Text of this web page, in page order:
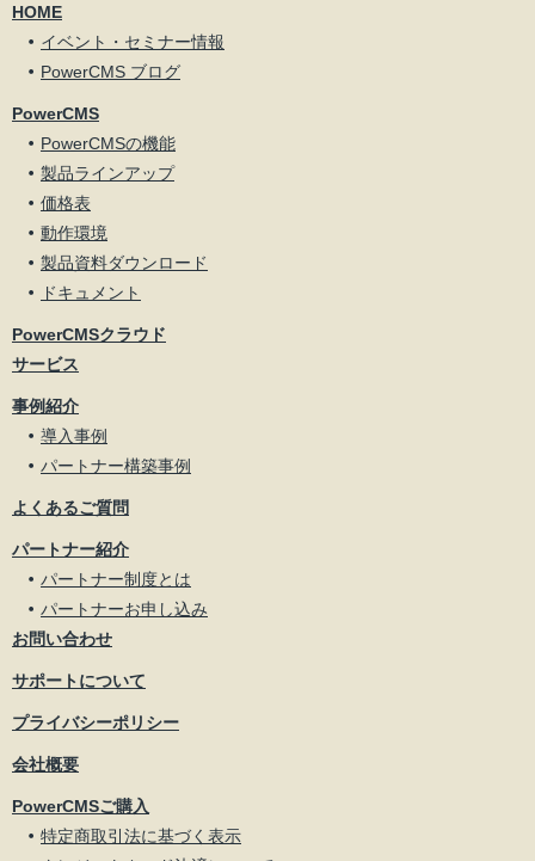
HOME
イベント・セミナー情報
PowerCMS ブログ
PowerCMS
PowerCMSの機能
製品ラインアップ
価格表
動作環境
製品資料ダウンロード
ドキュメント
PowerCMSクラウド
サービス
事例紹介
導入事例
パートナー構築事例
よくあるご質問
パートナー紹介
パートナー制度とは
パートナーお申し込み
お問い合わせ
サポートについて
プライバシーポリシー
会社概要
PowerCMSご購入
特定商取引法に基づく表示